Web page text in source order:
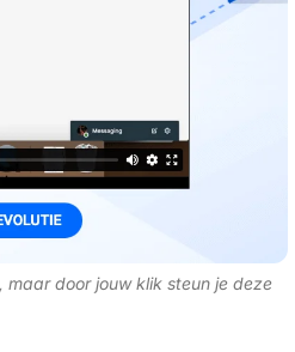
door jouw klik steun je deze